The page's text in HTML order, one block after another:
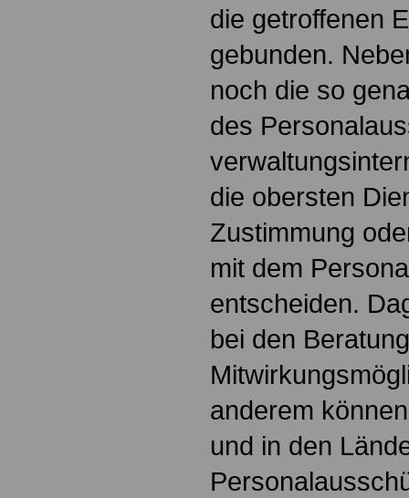
die getroffenen
gebunden.
noch die so
des
die obersten
Zustimmung
mit dem
entscheiden.
bei den
anderem
und in den